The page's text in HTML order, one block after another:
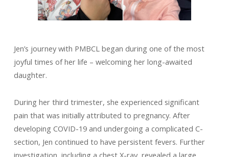
Jen’s journey with PMBCL began during one of the most
joyful times of her life – welcoming her long-awaited
daughter.
During her third trimester, she experienced significant
pain that was initially attributed to pregnancy. After
developing COVID-19 and undergoing a complicated C-
section, Jen continued to have persistent fevers. Further